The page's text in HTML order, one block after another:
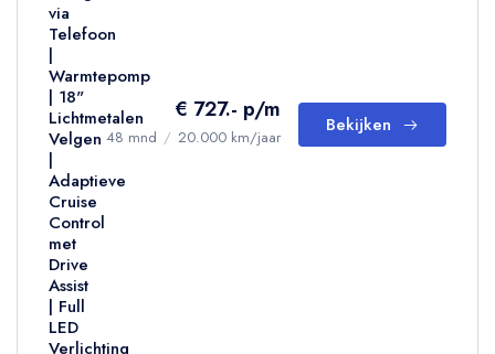
via
Telefoon
|
Warmtepomp
| 18"
Lichtmetalen
Velgen
|
Adaptieve
Cruise
Control
met
Drive
Assist
| Full
LED
Verlichting
€ 727.- p/m
48 mnd / 20.000 km/jaar
Bekijken